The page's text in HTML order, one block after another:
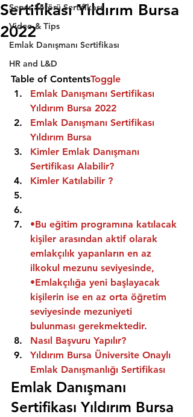
Servis Şöförü Sertifikası
Video & Tips
Emlak Danışmanı Sertifikası
HR and L&D
Sertifikası Yıldırım Bursa
2022
Table of ContentsToggle
Emlak Danışmanı Sertifikası
Yıldırım Bursa 2022
Emlak Danışmanı Sertifikası
Yıldırım Bursa
Kimler Emlak Danışmanı
Sertifikası Alabilir?
Kimler Katılabilir ?
•Bu eğitim programına katılacak
kişiler arasından aktif olarak
emlakçılık yapanların en az
ilkokul mezunu seviyesinde,
•Emlakçılığa yeni başlayacak
kişilerin ise en az orta öğretim
seviyesinde mezuniyeti
bulunması gerekmektedir.
Nasıl Başvuru Yapılır?
Yıldırım Bursa Üniversite Onaylı
Emlak Danışmanlığı Sertifikası
Emlak Danışmanı
Sertifikası Yıldırım Bursa